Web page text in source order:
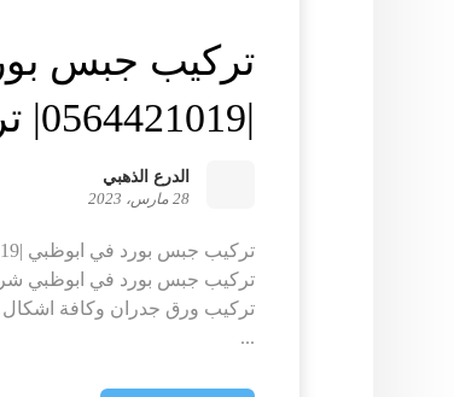
تركيب جبس
|0564421019| تركيب فورسيلنج
الدرع الذهبي
28 مارس، 2023
تركيب جبس بورد في ابوظبي
تركيب ورق جدران وكافة
...